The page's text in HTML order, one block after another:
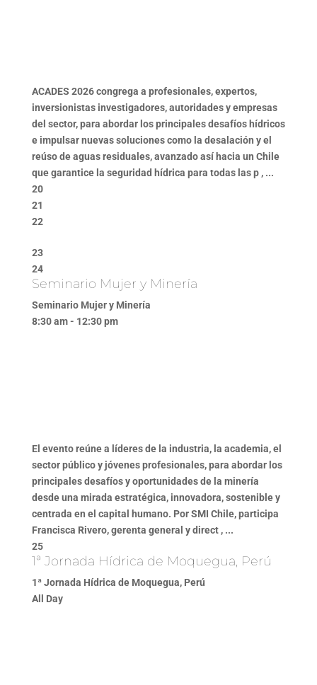
ACADES 2026 congrega a profesionales, expertos,
inversionistas investigadores, autoridades y empresas
del sector, para abordar los principales desafíos hídricos
e impulsar nuevas soluciones como la desalación y el
reúso de aguas residuales, avanzado así hacia un Chile
que garantice la seguridad hídrica para todas las p , ...
20
21
22
23
24
Seminario Mujer y Minería
Seminario Mujer y Minería
8:30 am - 12:30 pm
El evento reúne a líderes de la industria, la academia, el
sector público y jóvenes profesionales, para abordar los
principales desafíos y oportunidades de la minería
desde una mirada estratégica, innovadora, sostenible y
centrada en el capital humano. Por SMI Chile, participa
Francisca Rivero, gerenta general y direct , ...
25
1ª Jornada Hídrica de Moquegua, Perú
1ª Jornada Hídrica de Moquegua, Perú
All Day